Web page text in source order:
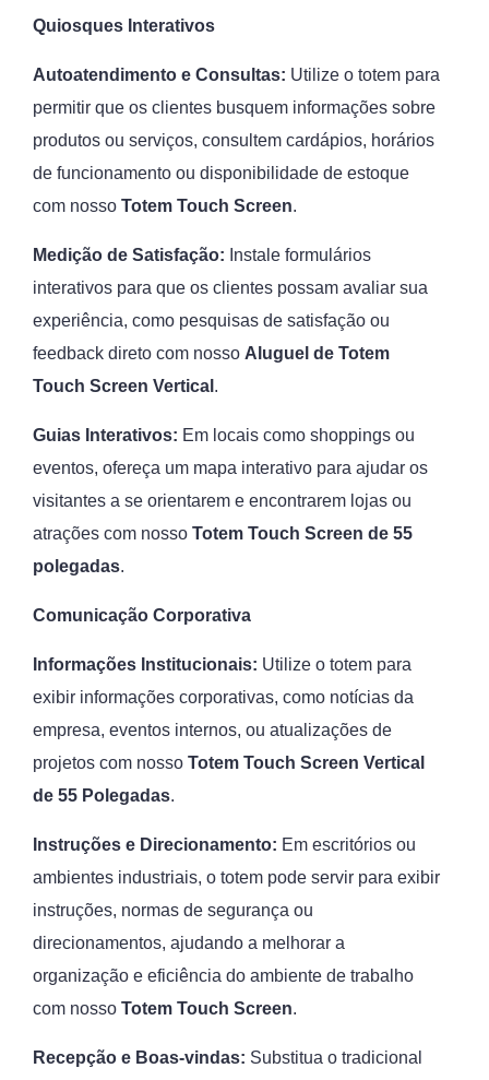
Quiosques Interativos
Autoatendimento e Consultas: Utilize o totem para
permitir que os clientes busquem informações sobre
produtos ou serviços, consultem cardápios, horários
de funcionamento ou disponibilidade de estoque
com nosso Totem Touch Screen.
Medição de Satisfação: Instale formulários
interativos para que os clientes possam avaliar sua
experiência, como pesquisas de satisfação ou
feedback direto com nosso Aluguel de Totem
Touch Screen Vertical .
Guias Interativos: Em locais como shoppings ou
eventos, ofereça um mapa interativo para ajudar os
visitantes a se orientarem e encontrarem lojas ou
atrações com nosso Totem Touch Screen de 55
polegadas.
Comunicação Corporativa
Informações Institucionais: Utilize o totem para
exibir informações corporativas, como notícias da
empresa, eventos internos, ou atualizações de
projetos com nosso Totem Touch Screen Vertical
de 55 Polegadas.
Instruções e Direcionamento: Em escritórios ou
ambientes industriais, o totem pode servir para exibir
instruções, normas de segurança ou
direcionamentos, ajudando a melhorar a
organização e eficiência do ambiente de trabalho
com nosso Totem Touch Screen.
Recepção e Boas-vindas: Substitua o tradicional